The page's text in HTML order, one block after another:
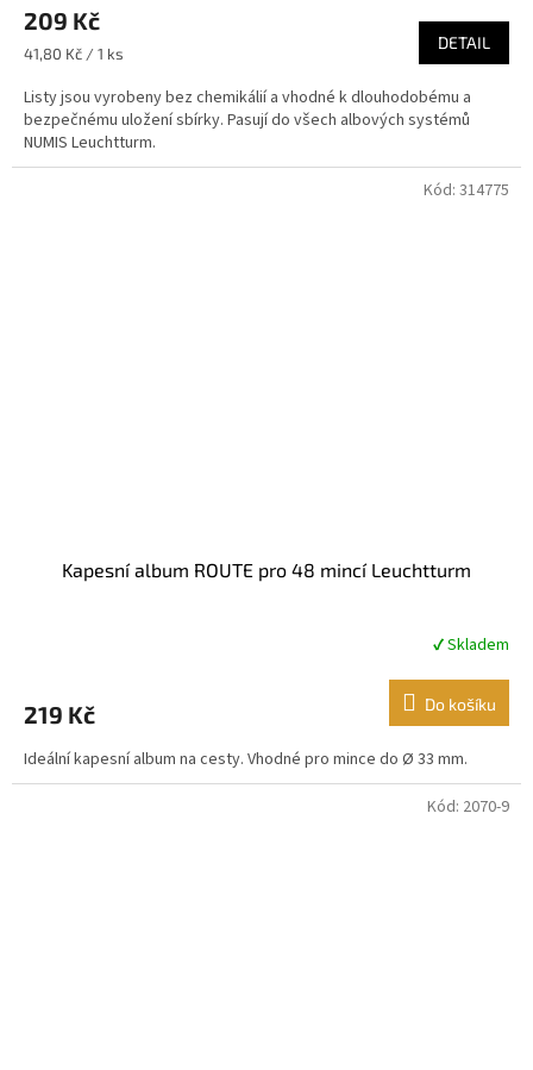
produktu
je
4,8
z
5
hvězdiček.
209 Kč
Měrná
41,80 Kč / 1 ks
DETAIL
Listy jsou vyrobeny bez chemikálií a vhodné k dlouhodobému a
bezpečnému uložení sbírky. Pasují do všech albových systémů
NUMIS Leuchtturm.
Kapesní album ROUTE pro 48 mincí Leuchtturm
je
z
5
✔ Skladem
219 Kč Do košíku
Ideální kapesní album na cesty. Vhodné pro mince do Ø 33 mm.
Kód: 314775
Kód: 2070-9